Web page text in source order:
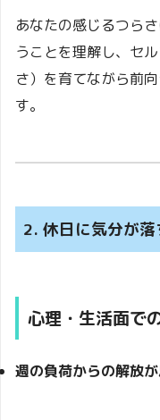
あなたの感じるつら
うことを理解し、セ
さ）を育てながら前
す。
2. 休日に気分が
心理・生活面で
週の負荷からの解放